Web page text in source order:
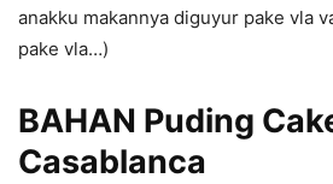
anakku makannya diguyur pake vla
pake vla…)
BAHAN Puding
Casablanca